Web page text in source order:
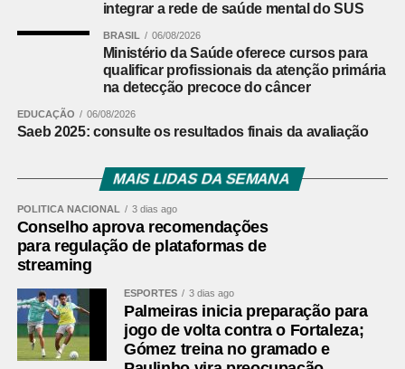
Desafios do maior bairro de Curitiba
Apesar da relevância econômica e social, a CIC enfrenta
desafios típicos de grandes centros urbanos. O bairro
aparece em segundo lugar no ranking de crimes contra o
patrimônio em 2025, com 2.545 ocorrências registradas
Além da questão da segurança, o trânsito intenso e as
demandas por urbanização acompanham o crescimento
acelerado da região.
Comentários Facebook
integrar a rede de saúde mental do SUS
BRASIL 06/08/2026
Ministério da Saúde oferece cursos para
qualificar profissionais da atenção primária
na detecção precoce do câncer
EDUCAÇÃO 06/08/2026
Saeb 2025: consulte os resultados finais da avaliação
MAIS LIDAS DA SEMANA
POLÍTICA NACIONAL 3 dias ago
Conselho aprova recomendações
para regulação de plataformas de
streaming
ESPORTES 3 dias ago
Palmeiras inicia preparação para
jogo de volta contra o Fortaleza;
Gómez treina no gramado e